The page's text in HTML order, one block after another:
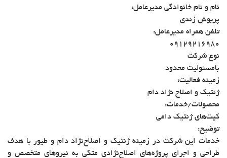
نام و نام خانوادگی مدیرعامل:
پریوش زندی
تلفن همراه مدیرعامل:
09129216980
نوع شرکت
بامسئولیت محدود
زمینه فعالیت:
ژنتیک و اصلاح نژاد دام
محصولات/خدمات:
کیت‌‌های ژنتیک دامی
توضیح:
خدمات این شرکت در زمینه ژنتیک و اصلاح‌نژاد‌ دام و طیور با هدف
طراحی و اجرای پروژه­‌های اصلاح‌نژادی متکی به نیروهای متخصص و